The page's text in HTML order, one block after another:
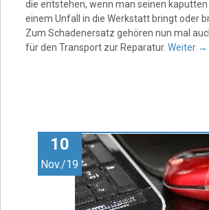
die entstehen, wenn man seinen kaputten
einem Unfall in die Werkstatt bringt oder
Zum Schadenersatz gehören nun mal
für den Transport zur Reparatur. Weiter →
10
Nov./19